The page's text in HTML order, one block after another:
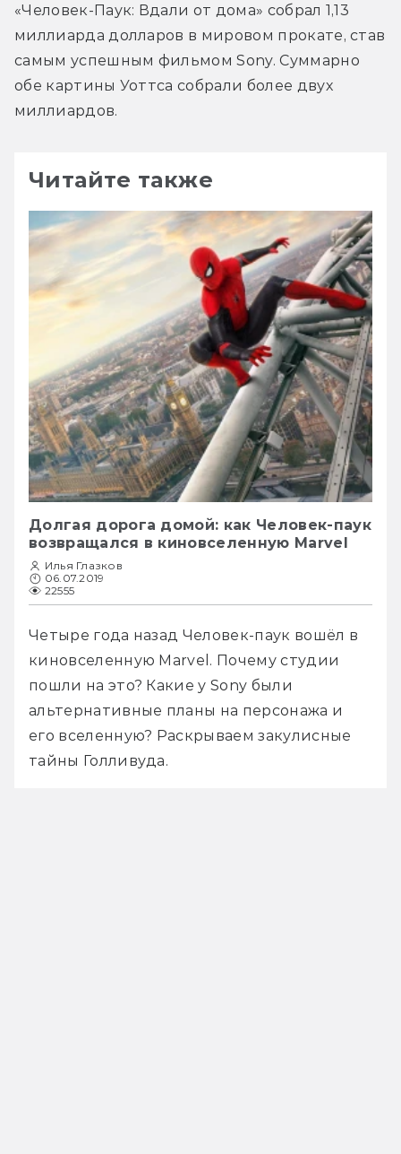
«Человек-Паук: Вдали от дома» собрал 1,13
миллиарда долларов в мировом прокате, став
самым успешным фильмом Sony. Суммарно
обе картины Уоттса собрали более двух
миллиардов.
Читайте также
Долгая дорога домой: как Человек-паук
возвращался в киновселенную Marvel
Илья Глазков
06.07.2019
22555
Четыре года назад Человек-паук вошёл в
киновселенную Marvel. Почему студии
пошли на это? Какие у Sony были
альтернативные планы на персонажа и
его вселенную? Раскрываем закулисные
тайны Голливуда.